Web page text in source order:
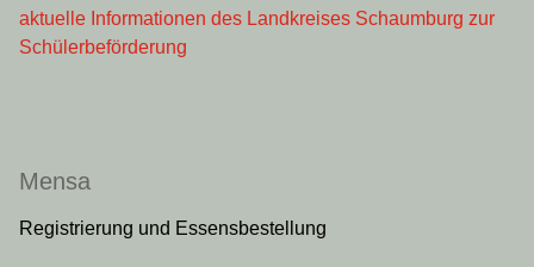
aktuelle Informationen des Landkreises Schaumburg zur
Schülerbeförderung
Mensa
Registrierung und Essensbestellung